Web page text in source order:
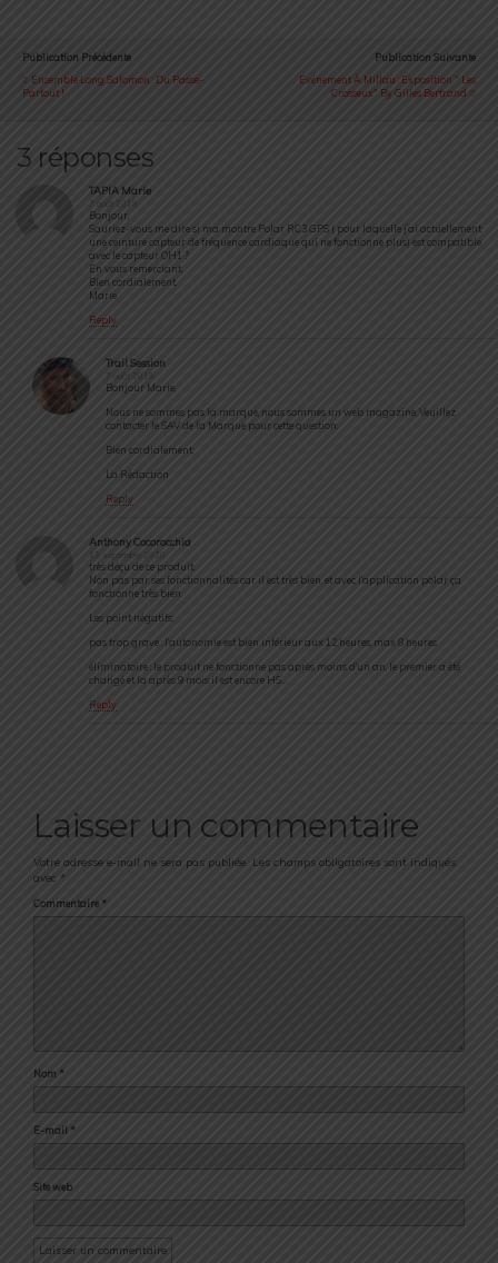
Publication Précédente
Ensemble Long Salomon : Du Passe-
Partout !
Publication Suivante
Evénement À Millau : Exposition " Les
Crosseux" By Gilles Bertrand
3 réponses
TAPIA Marie
7 août 2018
Bonjour,
Sauriez-vous me dire si ma montre Polar RC3 GPS ( pour laquelle j’ai actuellement
une ceinture capteur de fréquence cardiaque qui ne fonctionne plus) est compatible
avec le capteur OH1 ?
En vous remerciant,
Bien cordialement.
Marie
Reply
Trail Session
7 août 2018
Bonjour Marie,
Nous ne sommes pas la marque, nous sommes un web magazine. Veuillez
contacter le SAV de la Marque pour cette question.
Bien cordialement,
La Rédaction
Reply
Anthony Cocorocchia
13 septembre 2020
très déçu de ce produit.
Non pas par ses fonctionnalités car il est très bien, et avec l’application polar ça
fonctionne très bien
Les point négatifs:
pas trop grave : l’autonomie est bien inférieur aux 12 heures, max 8 heures
éliminatoire : le produit ne fonctionne pas après moins d’un an, le premier a été
changé et la après 9 mois il est encore HS…
Reply
Laisser un commentaire
Votre adresse e-mail ne sera pas publiée. Les champs obligatoires sont indiqués
avec *
Commentaire *
Nom *
E-mail *
Site web